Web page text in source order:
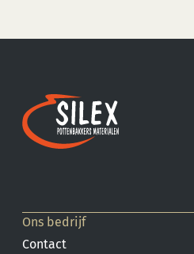
Ons bedrijf
Contact